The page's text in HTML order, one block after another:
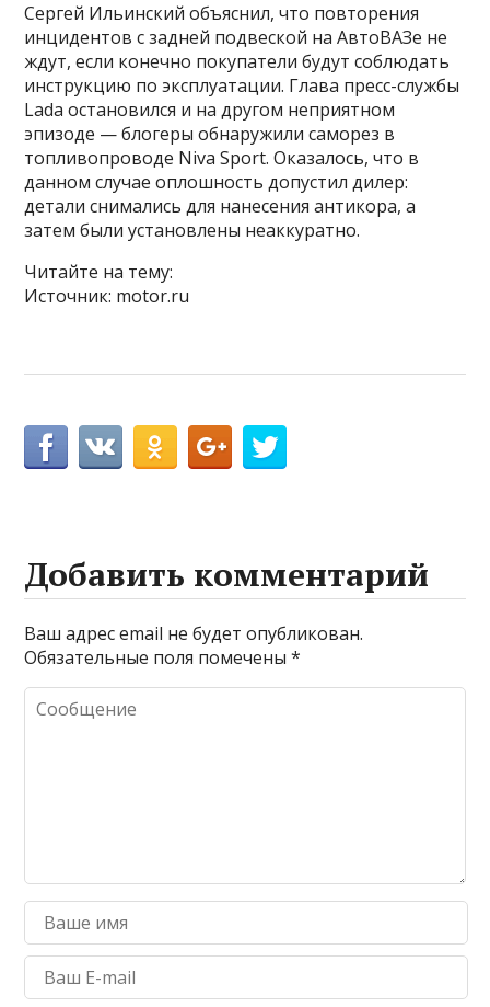
Сергей Ильинский объяснил, что повторения
инцидентов с задней подвеской на АвтоВАЗе не
ждут, если конечно покупатели будут соблюдать
инструкцию по эксплуатации. Глава пресс-службы
Lada остановился и на другом неприятном
эпизоде — блогеры обнаружили саморез в
топливопроводе Niva Sport. Оказалось, что в
данном случае оплошность допустил дилер:
детали снимались для нанесения антикора, а
затем были установлены неаккуратно.
Читайте на тему:
Источник: motor.ru
Добавить комментарий
Ваш адрес email не будет опубликован.
Обязательные поля помечены*